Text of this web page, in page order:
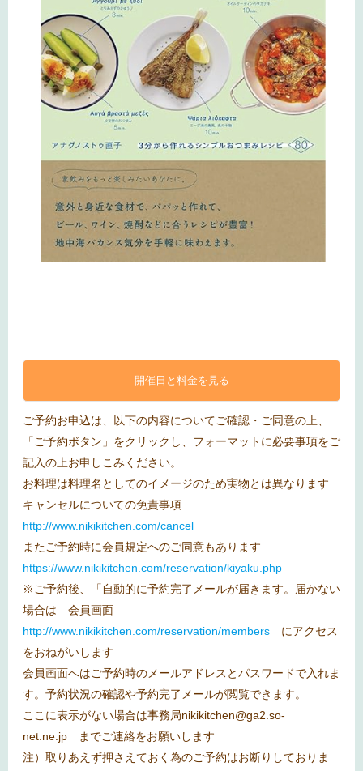
開催日と料金を見る
ご予約お申込は、以下の内容についてご確認・ご同意の上、
「ご予約ボタン」をクリックし、フォーマットに必要事項をご
記入の上お申しこみください。
お料理は料理名としてのイメージのため実物とは異なります
キャンセルについての免責事項
http://www.nikikitchen.com/cancel
またご予約時に会員規定へのご同意もあります
https://www.nikikitchen.com/reservation/kiyaku.php
※ご予約後、「自動的に予約完了メールが届きます。届かない
場合は 会員画面
http://www.nikikitchen.com/reservation/members にアクセス
をおねがいします
会員画面へはご予約時のメールアドレスとパスワードで入れま
す。予約状況の確認や予約完了メールが閲覧できます。
ここに表示がない場合は事務局nikikitchen@ga2.so-
net.ne.jp までご連絡をお願いします
注）取りあえず押さえておく為のご予約はお断りしておりま